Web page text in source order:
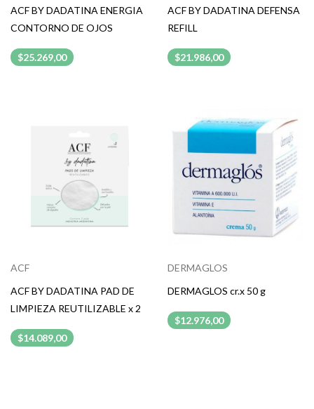
ACF BY DADATINA ENERGIA
CONTORNO DE OJOS
$25.269,00
ACF BY DADATINA DEFENSA
REFILL
$21.986,00
ACF
ACF BY DADATINA PAD DE
LIMPIEZA REUTILIZABLE x 2
$14.089,00
DERMAGLOS
DERMAGLOS cr.x 50 g
$12.976,00